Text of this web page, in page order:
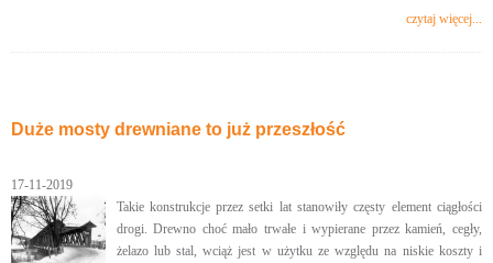
czytaj więcej...
Duże mosty drewniane to już przeszłość
17-11-2019
Takie konstrukcje przez setki lat stanowiły częsty element ciągłości
drogi. Drewno choć mało trwałe i wypierane przez kamień, cegły,
żelazo lub stal, wciąż jest w użytku ze względu na niskie koszty i